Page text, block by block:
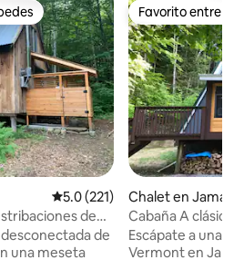
entre huéspedes
Calificación promedio: 5.0 de
5.0 (221)
de
desconectada de
una meseta
Favorito entre
Favorito entre
Chalet en Jamaica
Cabaña A clásica
para hacer
Escápate a una
Vermont en